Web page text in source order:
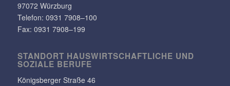
97072 Würzburg
Telefon: 0931 7908–100
Fax: 0931 7908–199
STANDORT HAUS­WIRT­SCHAFT­LICHE UND
SOZIALE BERUFE
Königs­berger Straße 46